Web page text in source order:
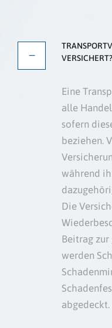
VERSICHERT?
Eine
alle
sofern
beziehen.
während
Die
Beitrag zur
werden
abgedeckt.